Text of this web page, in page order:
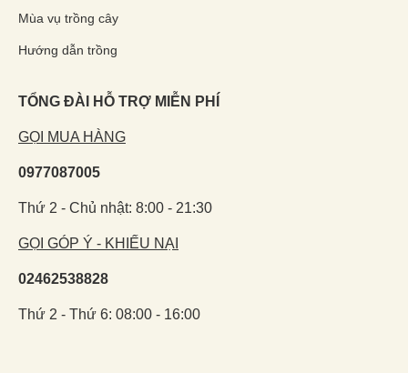
Mùa vụ trồng cây
Hướng dẫn trồng
TỔNG ĐÀI HỖ TRỢ MIỄN PHÍ
GỌI MUA HÀNG
0977087005
Thứ 2 - Chủ nhật: 8:00 - 21:30
GỌI GÓP Ý - KHIẾU NẠI
02462538828
Thứ 2 - Thứ 6: 08:00 - 16:00